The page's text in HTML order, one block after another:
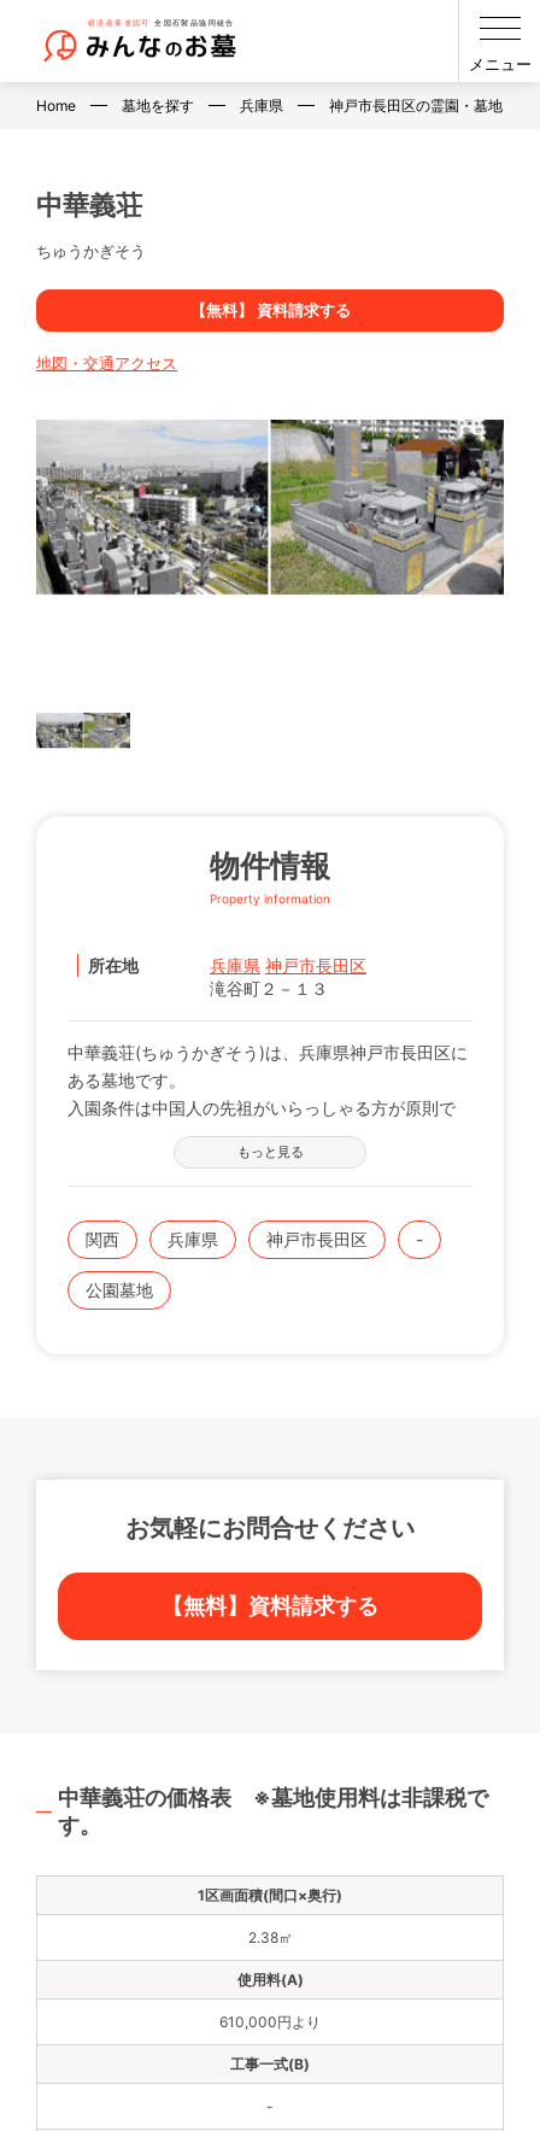
メニュー
Home 墓地を探す 兵庫県 神戸市長田区の霊園・墓地・お
中華義荘
ちゅうかぎそう
【無料】 資料請求する
地図・交通アクセス
物件情報
Property information
所在地 兵庫県 神戸市長田区
滝谷町２－１３
中華義荘(ちゅうかぎそう)は、兵庫県神戸市長田区に
ある墓地です。
入園条件は中国人の先祖がいらっしゃる方が原則で
もっと見る
関西 兵庫県 神戸市長田区 -
公園墓地
お気軽にお問合せください
【無料】資料請求する
中華義荘の価格表 ※墓地使用料は非課税で
す。
2.38㎡
610,000円より
-